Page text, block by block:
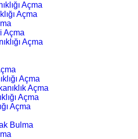
Açma
Açma
Açma
Açma
Açma
Açma
Açma
Açma
Bulma